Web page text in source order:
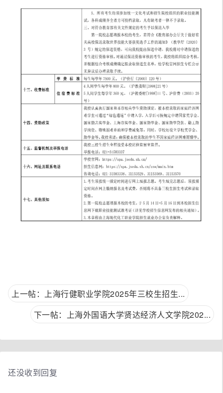
上一帖：上海行健职业学院2025年三校生招生...
下一帖：上海外国语大学贤达经济人文学院202...
还没收到回复